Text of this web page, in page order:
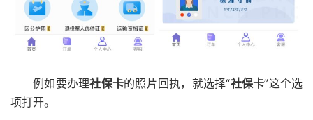
例如要办理社保卡的照片回执，就选择“社保卡”这个选
项打开。